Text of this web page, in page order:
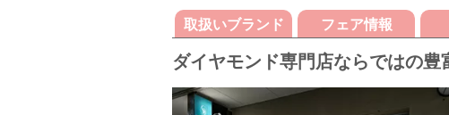
取扱いブランド フェア情報
ダイヤモンド専門店ならではの